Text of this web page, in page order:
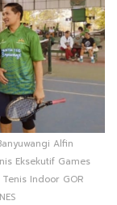
Alfin
Eksekutif Games
Indoor GOR